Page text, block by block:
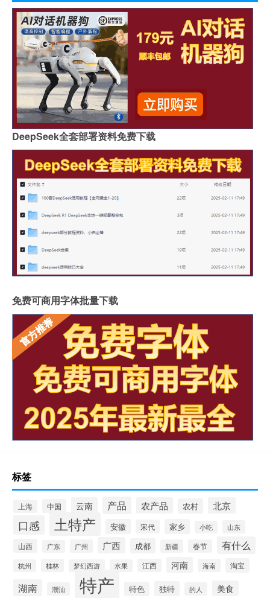
DeepSeek全套部署资料免费下载
免费可商用字体批量下载
标签
上海 中国 云南 产品 农产品 农村 北京
口感 土特产 安徽 宋代 家乡 小吃 山东
山西 广东 广州 广西 成都 新疆 春节 有什么
杭州 桂林 梦幻西游 水果 江西 河南 海南 淘宝
湖南 潮汕 特产 特色 独特 的人 美食